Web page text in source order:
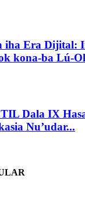
iha Era Dijital:
kona-ba Lú-
Dala IX
Nu’udar...